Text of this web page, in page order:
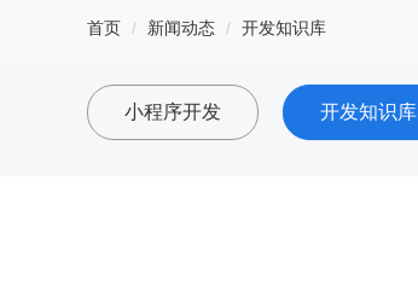
首页 新闻动态 开发知识库
小程序开发 开发知识库